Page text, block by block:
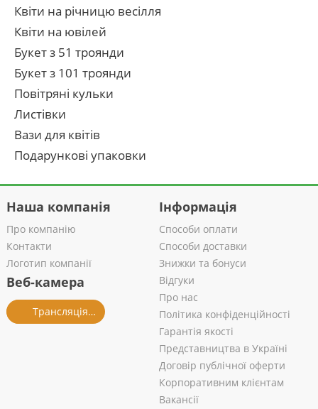
Квіти на річницю весілля
Квіти на ювілей
Букет з 51 троянди
Букет з 101 троянди
Повітряні кульки
Листівки
Вази для квітів
Подарункові упаковки
Наша компанія
Про компанію
Контакти
Логотип компанії
Веб-камера
Трансляція із салону
Інформація
Способи оплати
Способи доставки
Знижки та бонуси
Відгуки
Про нас
Політика конфіденційності
Гарантія якості
Представництва в Україні
Договір публічної оферти
Корпоративним клієнтам
Вакансії